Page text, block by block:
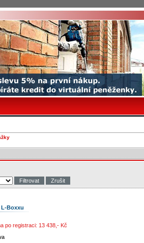
L-Boxxu
po registraci: 13 438,- Kč